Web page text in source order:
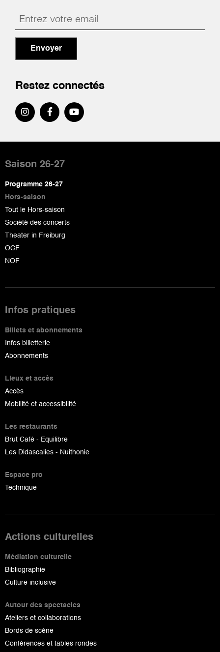
Envoyer
Restez connectés
de
page
Saison 26-27
Programme 26-27
Hors-saison
Tout le Hors-saison
Société des concerts
Theater in Freiburg
OCF
NOF
Infos pratiques
Billets et abonnements
Infos billetterie
Abonnements
Lieux et accès
Accès
Mobilité et accessibilité
Les restaurants
Brut Café - Equilibre
Les Didascalies - Nuithonie
Espace pro
Technique
Actions culturelles
Médiation culturelle
Bibliographie
Culture inclusive
Autour des spectacles
Ateliers et collaborations
Bords de scène
Conférences et tables rondes